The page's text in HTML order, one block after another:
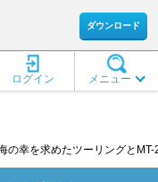
ダウンロード
メニュー
ログイン
の幸を求めたツーリングとMT-